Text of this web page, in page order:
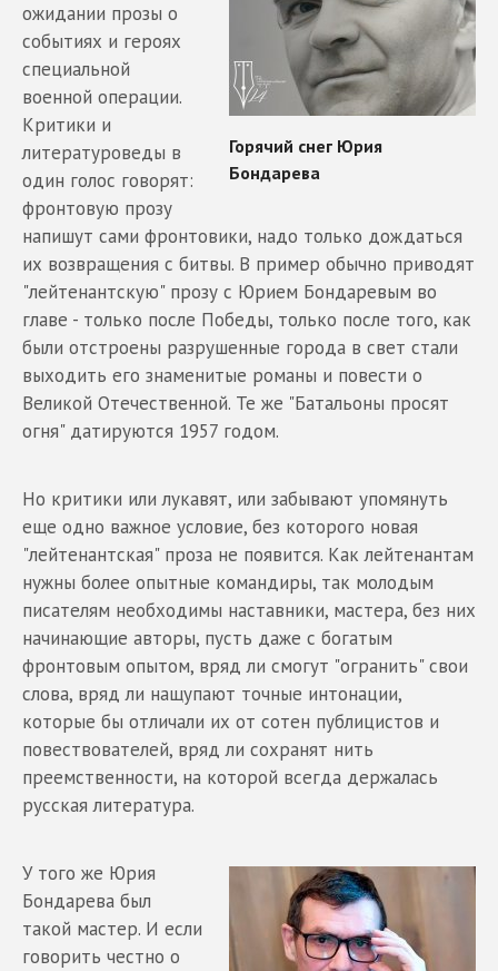
ожидании прозы о
событиях и героях
специальной
военной операции.
Критики и
литературоведы в
один голос говорят:
фронтовую прозу
напишут сами фронтовики, надо только дождаться
их возвращения с битвы. В пример обычно приводят
"лейтенантскую" прозу с Юрием Бондаревым во
главе - только после Победы, только после того, как
были отстроены разрушенные города в свет стали
выходить его знаменитые романы и повести о
Великой Отечественной. Те же "Батальоны просят
огня" датируются 1957 годом.
Но критики или лукавят, или забывают упомянуть
еще одно важное условие, без которого новая
"лейтенантская" проза не появится. Как лейтенантам
нужны более опытные командиры, так молодым
писателям необходимы наставники, мастера, без них
начинающие авторы, пусть даже с богатым
фронтовым опытом, вряд ли смогут "огранить" свои
слова, вряд ли нащупают точные интонации,
которые бы отличали их от сотен публицистов и
повествователей, вряд ли сохранят нить
преемственности, на которой всегда держалась
русская литература.
У того же Юрия
Бондарева был
такой мастер. И если
говорить честно о